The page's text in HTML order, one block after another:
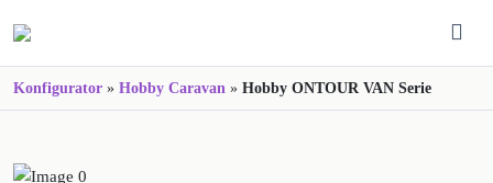
Konfigurator » Hobby Caravan » Hobby ONTOUR VAN Serie